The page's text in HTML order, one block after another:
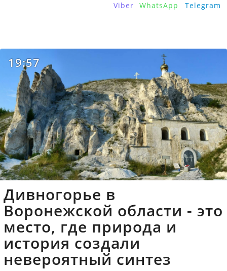
Viber WhatsApp Telegram
19:57
Дивногорье в
Воронежской области - это
место, где природа и
история создали
невероятный синтез